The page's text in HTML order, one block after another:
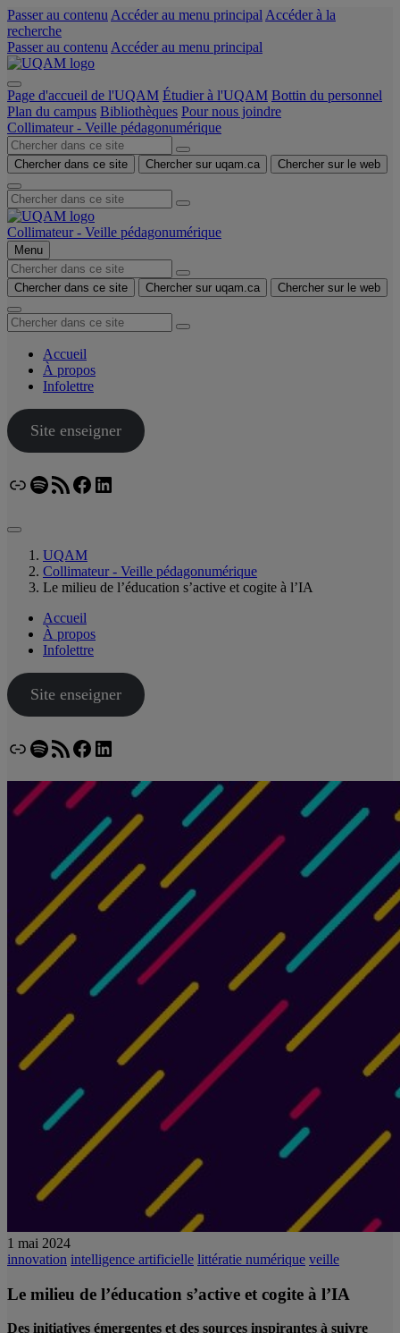
Passer au contenu Accéder au menu principal Accéder à la
recherche
Passer au contenu Accéder au menu principal
Page d'accueil de l'UQAM Étudier à l'UQAM Bottin du personnel
Plan du campus Bibliothèques Pour nous joindre
Collimateur - Veille pédagonumérique
Chercher dans ce site Chercher sur uqam.ca Chercher sur le web
Collimateur - Veille pédagonumérique
Menu
Chercher dans ce site Chercher sur uqam.ca Chercher sur le web
Accueil
À propos
Infolettre
Site enseigner
LienSpotify
Flux RSSFacebook
LinkedIn
UQAM
Collimateur - Veille pédagonumérique
Le milieu de l’éducation s’active et cogite à l’IA
Accueil
À propos
Infolettre
Site enseigner
LienSpotify
Flux RSSFacebook
LinkedIn
1 mai 2024
innovation intelligence artificielle littératie numérique veille
Le milieu de l’éducation s’active et cogite à l’IA
Des initiatives émergentes et des sources inspirantes à suivre